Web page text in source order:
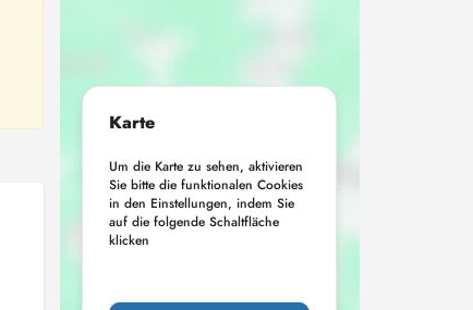
Karte
Um die Karte zu sehen, aktivieren
Sie bitte die funktionalen Cookies
in den Einstellungen, indem Sie
auf die folgende Schaltfläche
klicken